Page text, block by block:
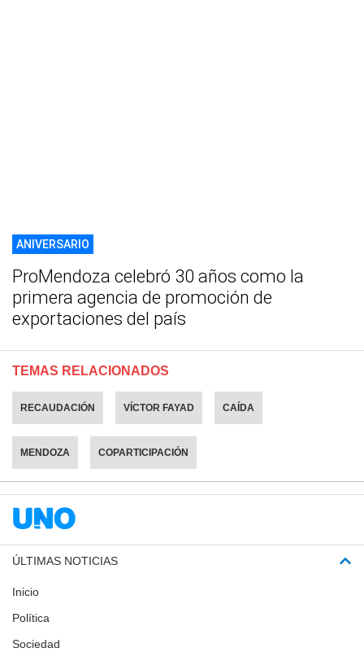
ANIVERSARIO
ProMendoza celebró 30 años como la
primera agencia de promoción de
exportaciones del país
TEMAS RELACIONADOS
RECAUDACIÓN VÍCTOR FAYAD CAÍDA
MENDOZA COPARTICIPACIÓN
ÚLTIMAS NOTICIAS
Inicio
Política
Sociedad